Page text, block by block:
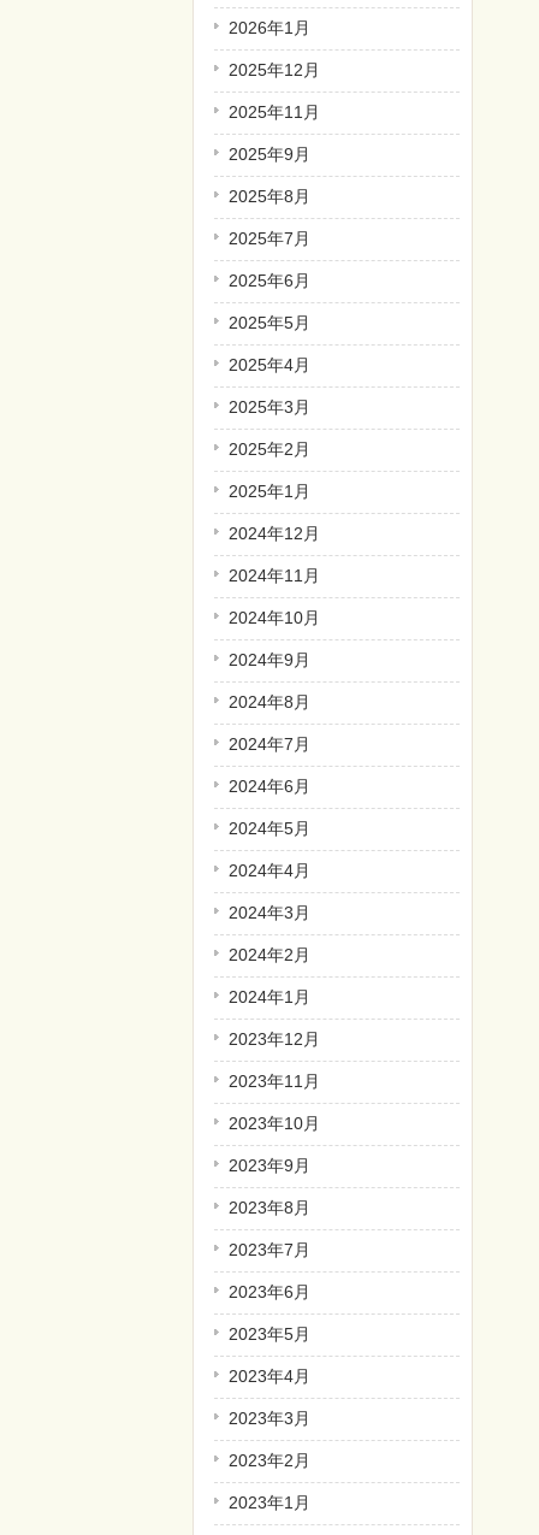
2026年1月
2025年12月
2025年11月
2025年9月
2025年8月
2025年7月
2025年6月
2025年5月
2025年4月
2025年3月
2025年2月
2025年1月
2024年12月
2024年11月
2024年10月
2024年9月
2024年8月
2024年7月
2024年6月
2024年5月
2024年4月
2024年3月
2024年2月
2024年1月
2023年12月
2023年11月
2023年10月
2023年9月
2023年8月
2023年7月
2023年6月
2023年5月
2023年4月
2023年3月
2023年2月
2023年1月